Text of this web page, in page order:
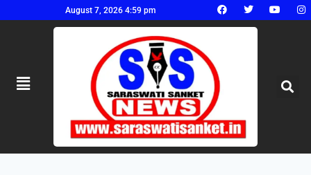
August 7, 2026 4:59 pm